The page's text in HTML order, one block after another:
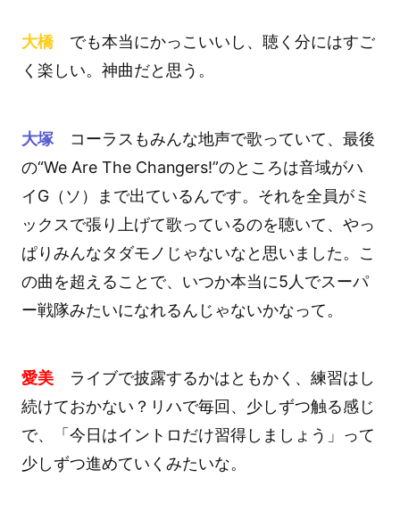
大橋でも本当にかっこいいし、聴く分にはすご
く楽しい。神曲だと思う。
大塚コーラスもみんな地声で歌っていて、最後
の“We Are The Changers!”のところは音域がハ
イG（ソ）まで出ているんです。それを全員がミ
ックスで張り上げて歌っているのを聴いて、やっ
ぱりみんなタダモノじゃないなと思いました。こ
の曲を超えることで、いつか本当に5人でスーパ
ー戦隊みたいになれるんじゃないかなって。
愛美ライブで披露するかはともかく、練習はし
続けておかない？リハで毎回、少しずつ触る感じ
で、「今日はイントロだけ習得しましょう」って
少しずつ進めていくみたいな。